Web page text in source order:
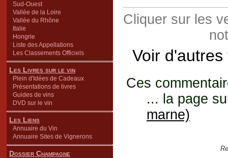
Sud-Ouest
Vallée de la Loire
Vallée du Rhône
Italie
Hongrie
Liste des Appellations
Les Classements Officiels
Les Livres sur le vin
Plein d'Idées de Cadeaux
Présentations de livres
Guides de vins
DVD sur le vin
Les Liens
Annuaire du Vin
Annuaire Sites de Vignerons
Dossier Champagne
Cliquer sur les
Voir
Ces
... la page
marne)